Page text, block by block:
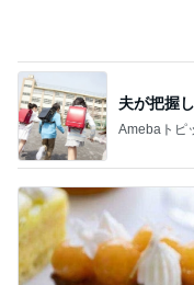
夫が把握
Amebaトピ